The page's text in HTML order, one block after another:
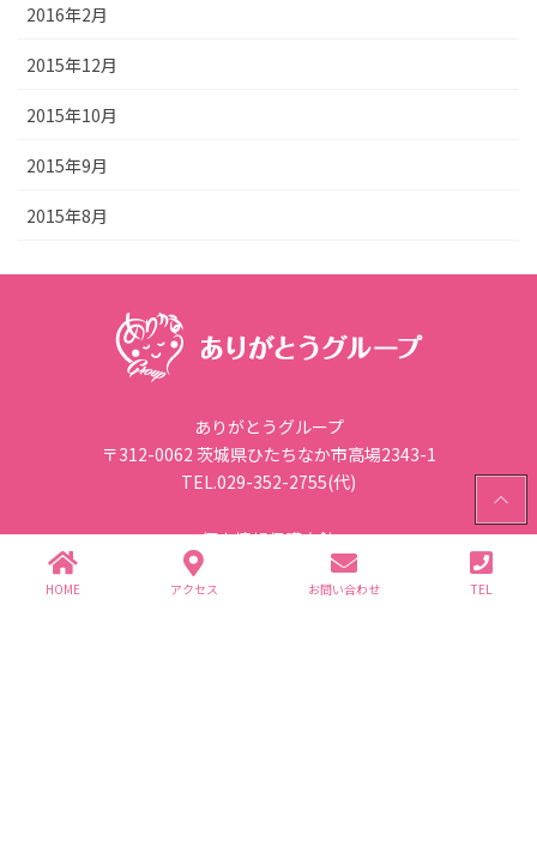
2016年2月
2015年12月
2015年10月
2015年9月
2015年8月
ありがとうグループ
〒312-0062 茨城県ひたちなか市高場2343-1
TEL.029-352-2755(代)
個人情報保護方針
HOME アクセス お問い合わせ TEL